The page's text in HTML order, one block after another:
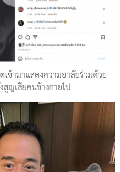
ข้ามาแสดงความอาลัยร่วมด้วย
ญเสียคนข้างกายไป